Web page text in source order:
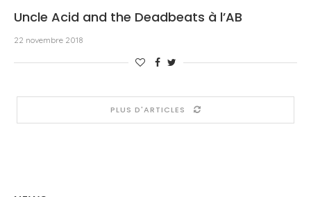
Uncle Acid and the Deadbeats à l’AB
22 novembre 2018
PLUS D'ARTICLES